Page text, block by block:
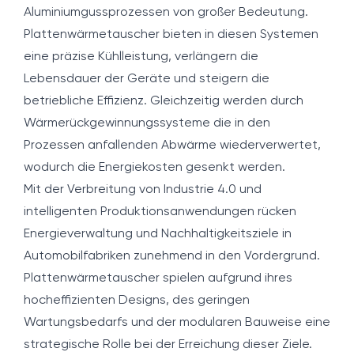
Aluminiumgussprozessen von großer Bedeutung.
Plattenwärmetauscher bieten in diesen Systemen
eine präzise Kühlleistung, verlängern die
Lebensdauer der Geräte und steigern die
betriebliche Effizienz. Gleichzeitig werden durch
Wärmerückgewinnungssysteme die in den
Prozessen anfallenden Abwärme wiederverwertet,
wodurch die Energiekosten gesenkt werden.
Mit der Verbreitung von Industrie 4.0 und
intelligenten Produktionsanwendungen rücken
Energieverwaltung und Nachhaltigkeitsziele in
Automobilfabriken zunehmend in den Vordergrund.
Plattenwärmetauscher spielen aufgrund ihres
hocheffizienten Designs, des geringen
Wartungsbedarfs und der modularen Bauweise eine
strategische Rolle bei der Erreichung dieser Ziele.